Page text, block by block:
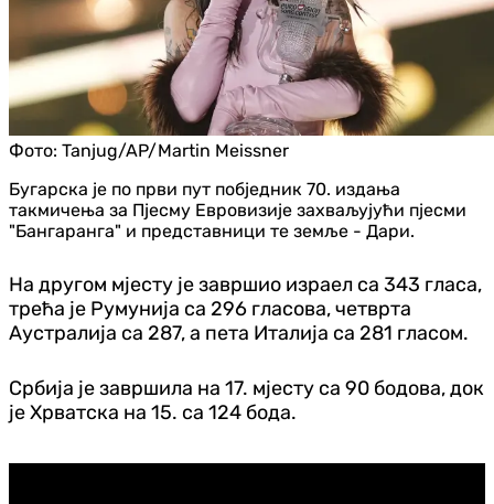
Фото: Tanjug/AP/Martin Meissner
Бугарска је по први пут побједник 70. издања
такмичења за Пјесму Евровизије захваљујући пјесми
"Бангаранга" и представници те земље - Дари.
На другом мјесту је завршио израел са 343 гласа,
трећа је Румунија са 296 гласова, четврта
Аустралија са 287, а пета Италија са 281 гласом.
Србија је завршила на 17. мјесту са 90 бодова, док
је Хрватска на 15. са 124 бода.